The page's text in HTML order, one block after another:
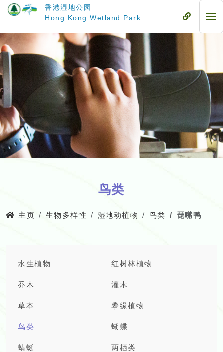
要
内
容
香港湿地公园
Hong Kong Wetland Park
流
流
动
鸟类
主页 生物多样性 湿地动植物 鸟类 琵嘴鸭
水生植物 红树林植物
乔木 灌木
草本 攀缘植物
鸟类 蝴蝶
蜻蜓 两栖类